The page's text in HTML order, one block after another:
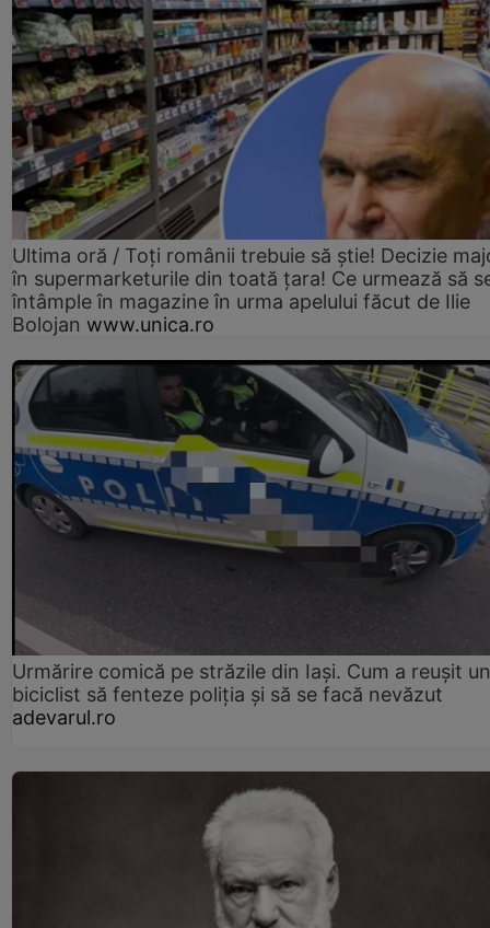
Ultima oră / Toți românii trebuie să știe! Decizie
în supermarketurile din toată țara! Ce urmează să
întâmple în magazine în urma apelului făcut de Ilie
Bolojan www.unica.ro
Urmărire comică pe străzile din Iași. Cum a reușit un
biciclist să fenteze poliția și să se facă nevăzut
adevarul.ro